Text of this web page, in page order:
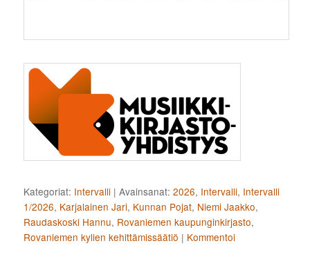
Kategoriat: Intervalli |Avainsanat: 2026, Intervalli, Intervalli
1/2026, Karjalainen Jari, Kunnan Pojat, Niemi Jaakko,
Raudaskoski Hannu, Rovaniemen kaupunginkirjasto,
Rovaniemen kylien kehittämissäätiö | Kommentoi